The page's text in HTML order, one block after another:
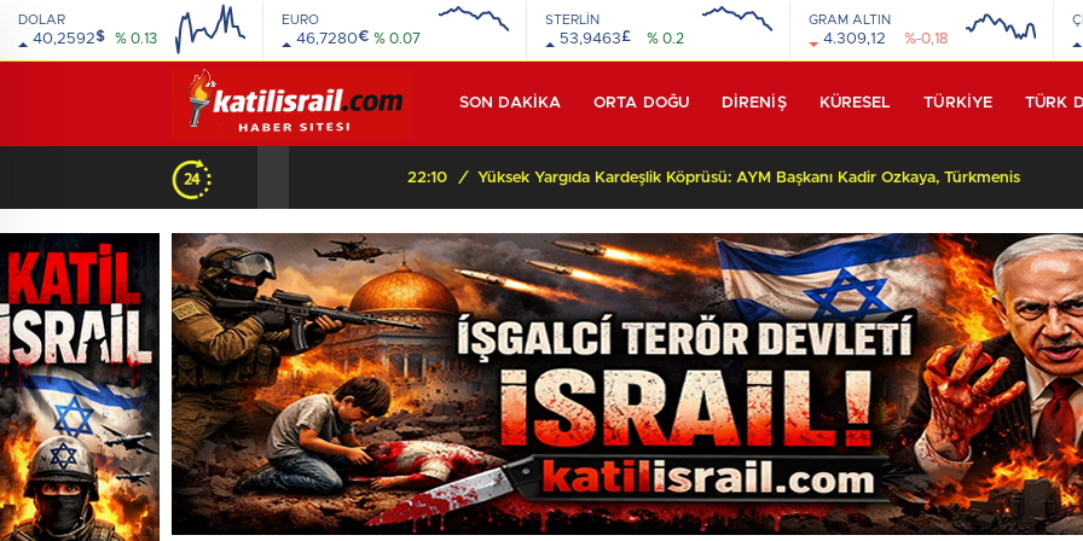
DOLAR
40,2592$ % 0.13
EURO
46,7280€ % 0.07
STERLİN
53,9463£ % 0.2
GRAM ALTIN
4.309,12 %-0,18
SON DAKİKA ORTA DOĞU DİRENİŞ KÜRESEL TÜRKİYE TÜRK
Yüksek Yargıda Kardeşlik Köprüsü: AYM Başkanı Kadir Özkaya, Türkmenistan Heyetini Kabul Ettti!